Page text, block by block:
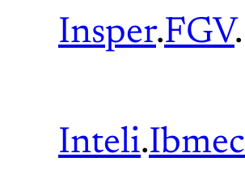
Insper.FGV.
Inteli.Ibmec